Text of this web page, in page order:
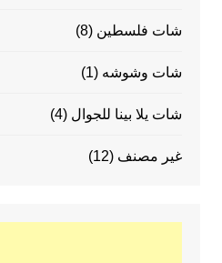
شات فلسطين (8)
شات وشوشه (1)
شات يلا بينا للجوال (4)
غير مصنف (12)